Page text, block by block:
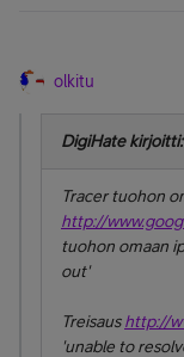
olkitu
DigiHate kirjoitti:
Tracer tuohon
http://
tuohon omaan
out'
Treisaushttp://
'unable to